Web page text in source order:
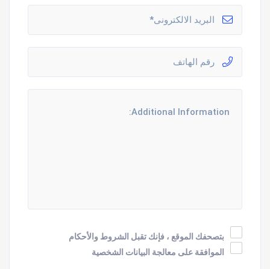
بتصحفك الموقع ، فإنك تقبل الشروط والأحكام
الموافقة على معالجة البيانات الشخصية